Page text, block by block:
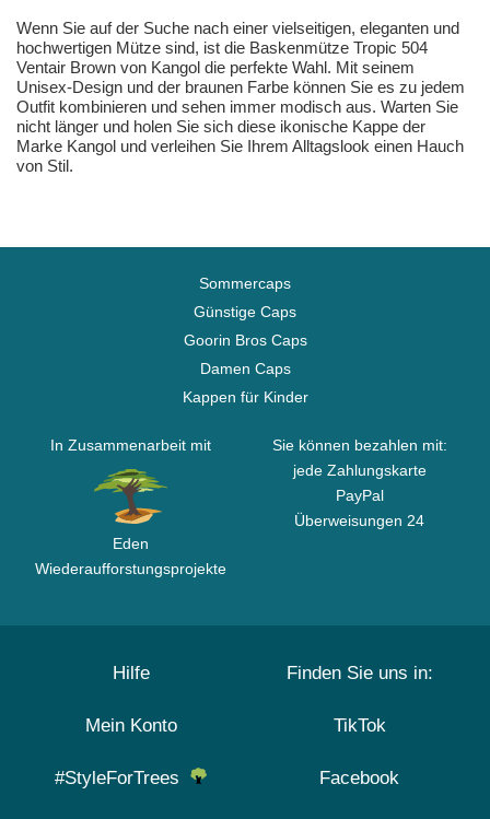
Wenn Sie auf der Suche nach einer vielseitigen, eleganten und
hochwertigen Mütze sind, ist die Baskenmütze Tropic 504
Ventair Brown von Kangol die perfekte Wahl. Mit seinem
Unisex-Design und der braunen Farbe können Sie es zu jedem
Outfit kombinieren und sehen immer modisch aus. Warten Sie
nicht länger und holen Sie sich diese ikonische Kappe der
Marke Kangol und verleihen Sie Ihrem Alltagslook einen Hauch
von Stil.
Sommercaps
Günstige Caps
Goorin Bros Caps
Damen Caps
Kappen für Kinder
In Zusammenarbeit mit
Eden
Wiederaufforstungsprojekte
Sie können bezahlen mit:
jede Zahlungskarte
PayPal
Überweisungen 24
Hilfe
Mein Konto
#StyleForTrees
Finden Sie uns in:
TikTok
Facebook